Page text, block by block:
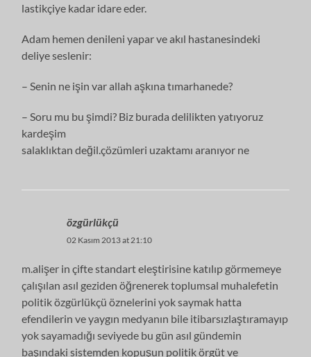
lastikçiye kadar idare eder.
Adam hemen denileni yapar ve akıl hastanesindeki
deliye seslenir:
– Senin ne işin var allah aşkına tımarhanede?
– Soru mu bu şimdi? Biz burada delilikten yatıyoruz
kardeşim
salaklıktan değil.çözümleri uzaktamı aranıyor ne
özgürlükçü
02 Kasım 2013 at 21:10
m.alişer in çifte standart eleştirisine katılıp görmemeye
çalışılan asıl geziden öğrenerek toplumsal muhalefetin
politik özgürlükçü öznelerini yok saymak hatta
efendilerin ve yaygın medyanın bile itibarsızlaştıramayıp
yok sayamadığı seviyede bu gün asıl gündemin
başındaki sistemden kopuşun politik örgüt ve